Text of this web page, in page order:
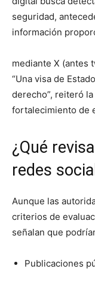
seguridad,
información
mediante X (antes
“Una visa de
derecho”, reiteró
fortalecimiento de
¿Qué
redes
Aunque las
criterios de
señalan que
Publicaciones